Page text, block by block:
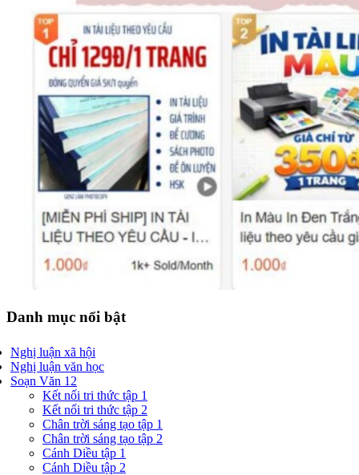
Danh mục nổi bật
Nghị luận xã hội
Nghị luận văn học
Soạn Văn 12
Kết nối tri thức tập 1
Kết nối tri thức tập 2
Chân trời sáng tạo tập 1
Chân trời sáng tạo tập 2
Cánh Diều tập 1
Cánh Diều tập 2